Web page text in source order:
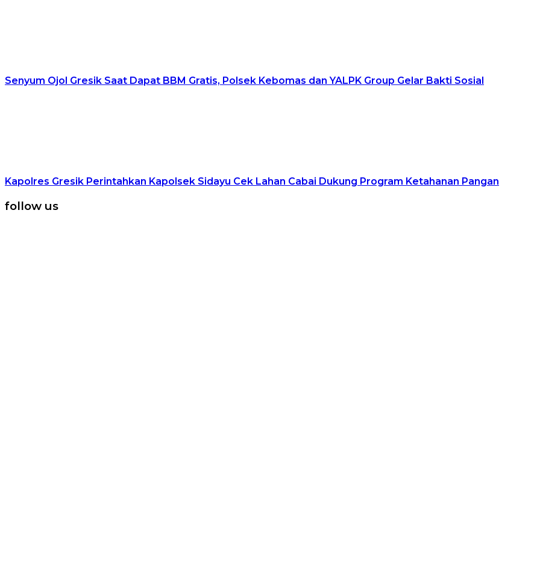
Senyum Ojol Gresik Saat Dapat BBM Gratis, Polsek Kebomas dan YALPK Group Gelar Bakti Sosial
Kapolres Gresik Perintahkan Kapolsek Sidayu Cek Lahan Cabai Dukung Program Ketahanan Pangan
follow us